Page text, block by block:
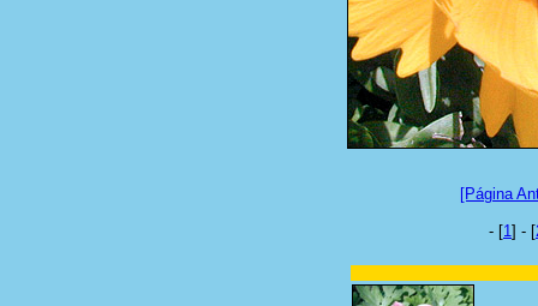
[Página
- [1] - [